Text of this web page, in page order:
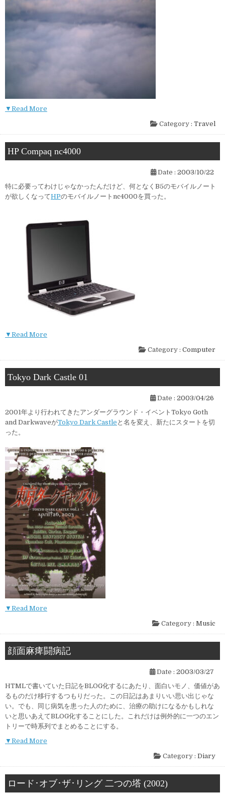
▼Read More
Category : Travel
HP Compaq nc4000
Date : 2003/10/22
特に必要ってわけじゃなかったんだけど、何となくB5のモバイルノート
が欲しくなってHPのモバイルノートnc4000を買った。
▼Read More
Category : Computer
Tokyo Dark Castle 01
Date : 2003/04/26
2001年より行われてきたアンダーグラウンド・イベントTokyo Goth
and DarkwaveがTokyo Dark Castle と名を変え、新たにスタートを切
った。
▼Read More
Category : Music
顔面麻痺闘病記
Date : 2003/03/27
HTMLで書いていた日記をBLOG化するにあたり、面白いモノ、価値があ
るものだけ移行するつもりだった。この日記はあまりいい思い出じゃな
い。でも、同じ病気を患った人のために、治療の助けになるかもしれな
いと思いあえてBLOG化することにした。これだけは例外的に一つのエン
トリーで時系列でまとめることにする。
▼Read More
Category : Diary
ロード･オブ･ザ･リング 二つの塔 (2002)